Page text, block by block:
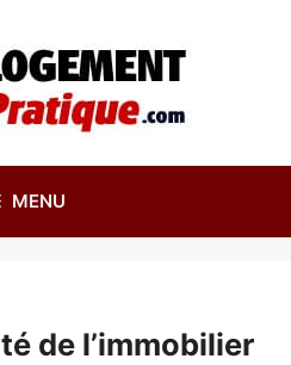
MENU
de l’immobilier